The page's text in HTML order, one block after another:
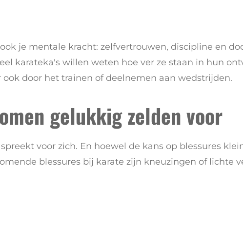
je mentale kracht: zelfvertrouwen, discipline en
karateka's willen weten hoe ver ze staan in hun
ook door het trainen of deelnemen aan wedstrijden.
gelukkig zelden voor
voor zich. En hoewel de kans op blessures
blessures bij karate zijn kneuzingen of lichte